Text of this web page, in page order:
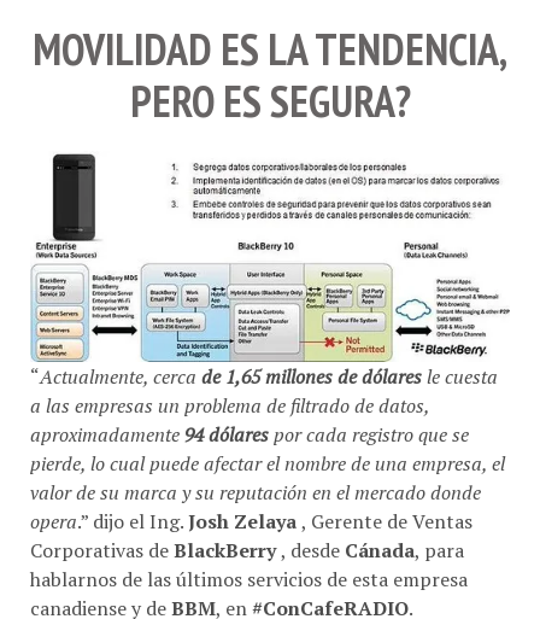
MOVILIDAD ES LA TENDENCIA,
PERO ES SEGURA?
“Actualmente, cerca de 1,65 millones de dólaresle cuesta
a las empresas un problema de filtrado de datos,
aproximadamente94 dólarespor cada registro que se
pierde, lo cual puede afectar el nombre de una empresa, el
valor de su marca y su reputación en el mercado donde
opera.” dijo el Ing.Josh Zelaya, Gerente de Ventas
Corporativas deBlackBerry, desde Cánada, para
hablarnos de las últimos servicios de esta empresa
canadiense y deBBM, en#ConCafeRADIO.